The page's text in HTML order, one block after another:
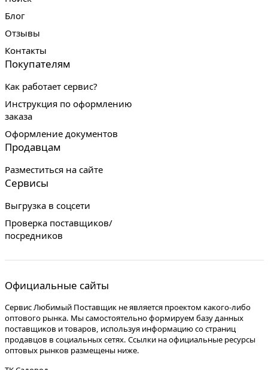
Блог
Отзывы
Контакты
Покупателям
Как работает сервис?
Инструкция по оформлению
заказа
Оформление документов
Продавцам
Разместиться на сайте
Сервисы
Выгрузка в соцсети
Проверка поставщиков/
посредников
Официальные сайты
Сервис Любимый Поставщик не является проектом какого-либо
оптового рынка. Мы самостоятельно формируем базу данных
поставщиков и товаров, используя информацию со страниц
продавцов в социальных сетях. Ссылки на официальные ресурсы
оптовых рынков размещены ниже.